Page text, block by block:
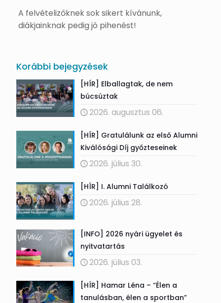
A felvételizőknek sok sikert kívánunk,
diákjainknak pedig jó pihenést!
Korábbi bejegyzések
[HÍR] Elballagtak, de nem
búcsúztak
2026. augusztus 06.
[HÍR] Gratulálunk az első Alumni
Kiválósági Díj győzteseinek
2026. július 30.
[HÍR] I. Alumni Találkozó
2026. július 28.
[INFO] 2026 nyári ügyelet és
nyitvatartás
2026. július 03.
[HÍR] Hamar Léna – “Élen a
tanulásban, élen a sportban”